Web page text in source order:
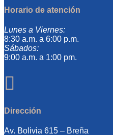
Horario de atención
Lunes a Viernes:
8:30 a.m. a 6:00 p.m.
Sábados:
9:00 a.m. a 1:00 pm.

Dirección
Av. Bolivia 615 – Breña